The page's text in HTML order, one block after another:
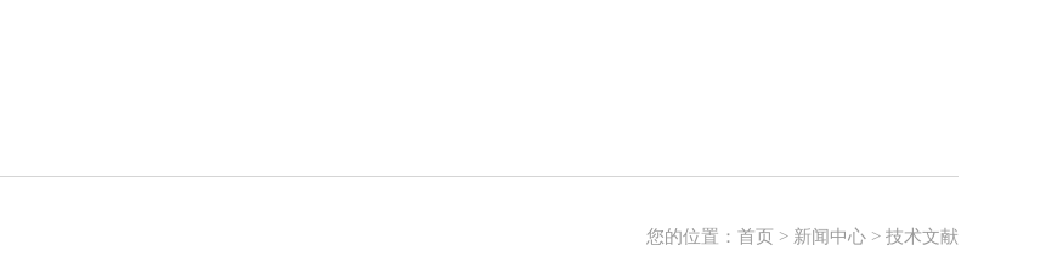
您的位置： 首页 > 新闻中心 > 技术文献